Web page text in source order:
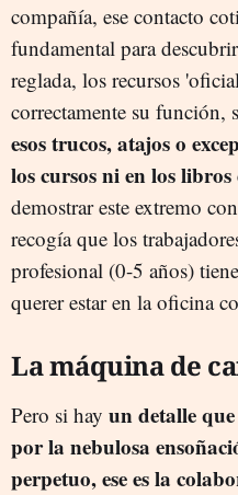
compañía, ese contacto
fundamental para
reglada, los recursos
correctamente su función,
esos trucos, atajos o
los cursos ni en los
demostrar este extremo
recogía que los
profesional (0-5 años)
querer estar en la oficina
La máquina de
Pero si hay un detalle
por la nebulosa
perpetuo, ese es la